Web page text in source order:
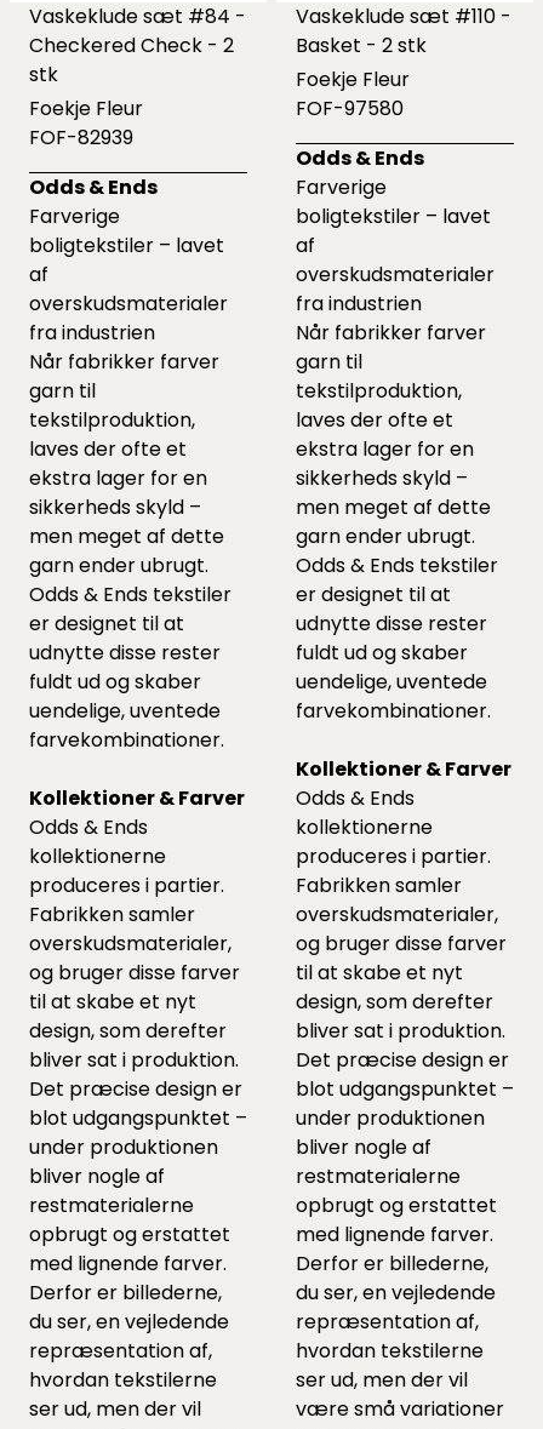
Vaskeklude sæt #84 -
Checkered Check - 2
stk
Foekje Fleur
FOF-82939
Odds & Ends
Farverige
boligtekstiler – lavet
af
overskudsmaterialer
fra industrien
Når fabrikker farver
garn til
tekstilproduktion,
laves der ofte et
ekstra lager for en
sikkerheds skyld –
men meget af dette
garn ender ubrugt.
Odds & Ends tekstiler
er designet til at
udnytte disse rester
fuldt ud og skaber
uendelige, uventede
farvekombinationer.
Kollektioner & Farver
Odds & Ends
kollektionerne
produceres i partier.
Fabrikken samler
overskudsmaterialer,
og bruger disse farver
til at skabe et nyt
design, som derefter
bliver sat i produktion.
Det præcise design er
blot udgangspunktet –
under produktionen
bliver nogle af
restmaterialerne
opbrugt og erstattet
med lignende farver.
Derfor er billederne,
du ser, en vejledende
repræsentation af,
hvordan tekstilerne
ser ud, men der vil
Vaskeklude sæt #110 -
Basket - 2 stk
Foekje Fleur
FOF-97580
Odds & Ends
Farverige
boligtekstiler – lavet
af
overskudsmaterialer
fra industrien
Når fabrikker farver
garn til
tekstilproduktion,
laves der ofte et
ekstra lager for en
sikkerheds skyld –
men meget af dette
garn ender ubrugt.
Odds & Ends tekstiler
er designet til at
udnytte disse rester
fuldt ud og skaber
uendelige, uventede
farvekombinationer.
Kollektioner & Farver
Odds & Ends
kollektionerne
produceres i partier.
Fabrikken samler
overskudsmaterialer,
og bruger disse farver
til at skabe et nyt
design, som derefter
bliver sat i produktion.
Det præcise design er
blot udgangspunktet –
under produktionen
bliver nogle af
restmaterialerne
opbrugt og erstattet
med lignende farver.
Derfor er billederne,
du ser, en vejledende
repræsentation af,
hvordan tekstilerne
ser ud, men der vil
være små variationer